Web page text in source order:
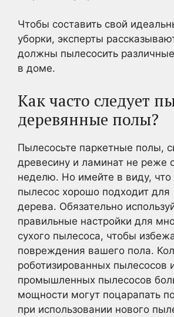
Чтобы составить свой
уборки, эксперты
должны пылесосить
в доме.
Как часто следует
деревянные полы?
Пылесосьте паркетные полы,
древесину и ламинат не реже
неделю. Но имейте в виду,
пылесос хорошо подходит для
дерева. Обязательно
правильные настройки для
сухого пылесоса, чтобы
повреждения вашего пола.
роботизированных пылесосов
промышленных пылесосов
мощности могут поцарапать
при использовании нового